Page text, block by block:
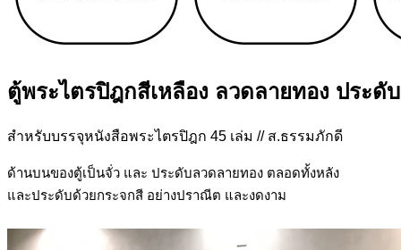
ตู้พระไตรปิฎกสีเหลือง ลวดลายทอง ประดั
สำหรับบรรจุหนังสือพระไตรปิฎก 45 เล่ม // ส.ธรรมภักดี
ด้านบนของตู้เป็นจั่ว และ ประดับลวดลายทอง ตลอดทั้งหลัง
และประดับด้วยกระจกสี อย่างปราณีต และงดงาม